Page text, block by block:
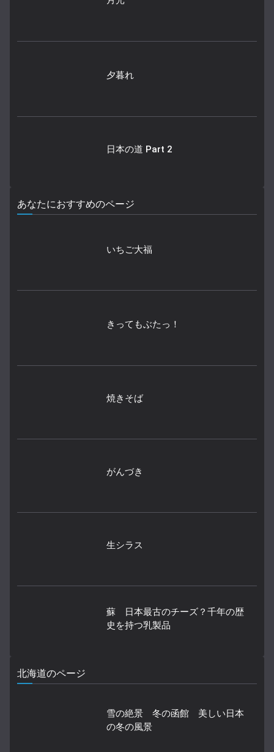
夕暮れ
日本の道 Part 2
あなたにおすすめのページ
いちご大福
きってもぶたっ！
焼きそば
がんづき
生シラス
蘇 日本最古のチーズ？千年の歴
史を持つ乳製品
北海道のページ
雪の絶景 冬の函館 美しい日本
の冬の風景